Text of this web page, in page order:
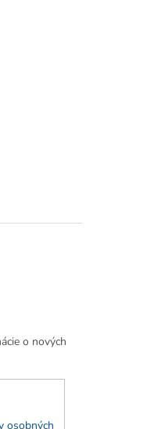
o nových
osobných